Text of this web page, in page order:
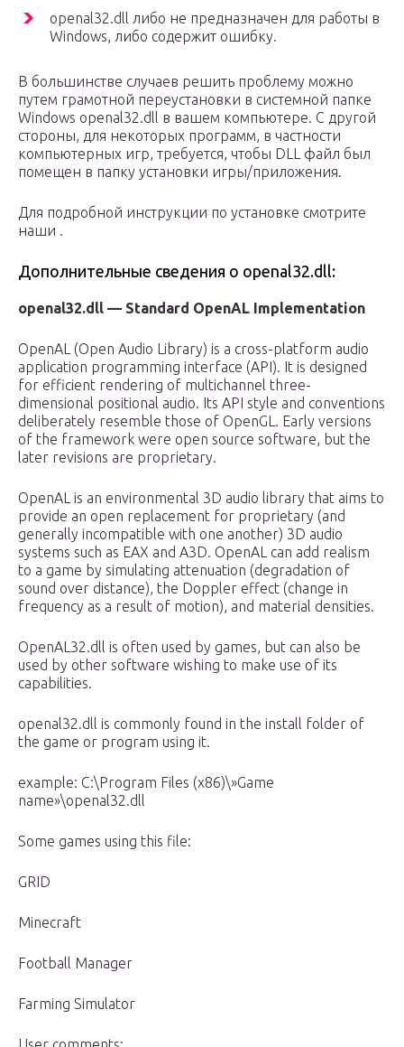
openal32.dll либо не предназначен для работы в
Windows, либо содержит ошибку.
В большинстве случаев решить проблему можно
путем грамотной переустановки в системной папке
Windows openal32.dll в вашем компьютере. С другой
стороны, для некоторых программ, в частности
компьютерных игр, требуется, чтобы DLL файл был
помещен в папку установки игры/приложения.
Для подробной инструкции по установке смотрите
наши .
Дополнительные сведения о openal32.dll:
openal32.dll — Standard OpenAL Implementation
OpenAL (Open Audio Library) is a cross-platform audio
application programming interface (API). It is designed
for efficient rendering of multichannel three-
dimensional positional audio. Its API style and conventions
deliberately resemble those of OpenGL. Early versions
of the framework were open source software, but the
later revisions are proprietary.
OpenAL is an environmental 3D audio library that aims to
provide an open replacement for proprietary (and
generally incompatible with one another) 3D audio
systems such as EAX and A3D. OpenAL can add realism
to a game by simulating attenuation (degradation of
sound over distance), the Doppler effect (change in
frequency as a result of motion), and material densities.
OpenAL32.dll is often used by games, but can also be
used by other software wishing to make use of its
capabilities.
openal32.dll is commonly found in the install folder of
the game or program using it.
example: C:\Program Files (x86)\»Game
name»\openal32.dll
Some games using this file:
GRID
Minecraft
Football Manager
Farming Simulator